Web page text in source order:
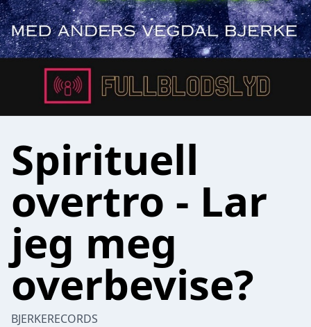
Spirituell
overtro - Lar
jeg meg
overbevise?
BJERKERECORDS